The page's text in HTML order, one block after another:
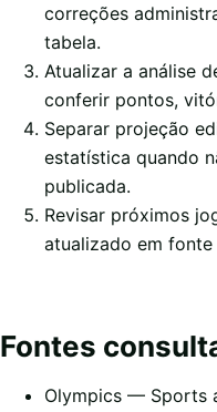
correções
tabela.
Atualizar a análise
conferir pontos,
Separar projeção
estatística quando
publicada.
Revisar próximos
atualizado em
Fontes
Olympics — Sports